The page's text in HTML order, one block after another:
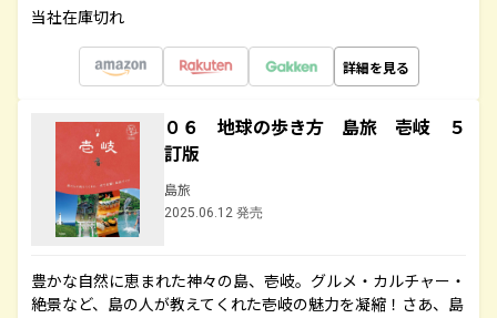
当社在庫切れ
詳細を見る
０６ 地球の歩き方 島旅 壱岐 ５
訂版
島旅
2025.06.12 発売
豊かな自然に恵まれた神々の島、壱岐。グルメ・カルチャー・
絶景など、島の人が教えてくれた壱岐の魅力を凝縮！さあ、島